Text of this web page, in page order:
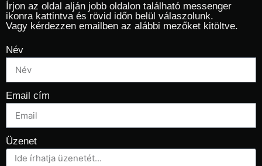
Írjon az oldal alján jobb oldalon található messenger
ikonra kattintva és rövid időn belül válaszolunk.
Vagy kérdezzen emailben az alábbi mezőket kitöltve.
Név
Email cím
Üzenet